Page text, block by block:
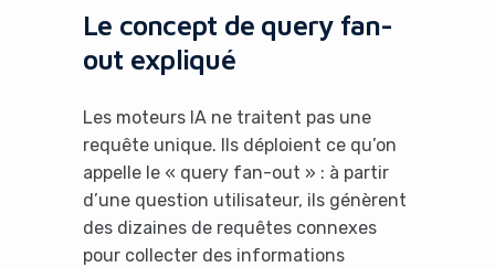
Le concept de query fan-
out expliqué
Les moteurs IA ne traitent pas une
requête unique. Ils déploient ce qu’on
appelle le « query fan-out » : à partir
d’une question utilisateur, ils génèrent
des dizaines de requêtes connexes
pour collecter des informations